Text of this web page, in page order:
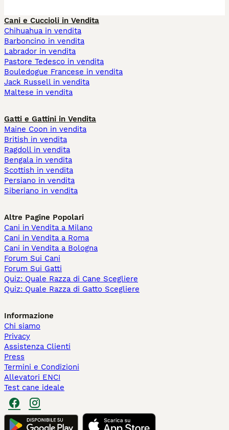
Cani e Cuccioli in Vendita
Chihuahua in vendita
Barboncino in vendita
Labrador in vendita
Pastore Tedesco in vendita
Bouledogue Francese in vendita
Jack Russell in vendita
Maltese in vendita
Gatti e Gattini in Vendita
Maine Coon in vendita
British in vendita
Ragdoll in vendita
Bengala in vendita
Scottish in vendita
Persiano in vendita
Siberiano in vendita
Altre Pagine Popolari
Cani in Vendita a Milano
Cani in Vendita a Roma
Cani in Vendita a Bologna
Forum Sui Cani
Forum Sui Gatti
Quiz: Quale Razza di Cane Scegliere
Quiz: Quale Razza di Gatto Scegliere
Informazione
Chi siamo
Privacy
Assistenza Clienti
Press
Termini e Condizioni
Allevatori ENCI
Test cane ideale